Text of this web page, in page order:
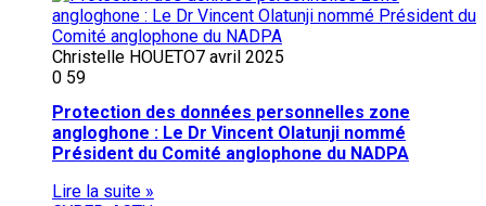
Christelle HOUETO7 avril 2025
0 59
Protection des données personnelles zone
angloghone : Le Dr Vincent Olatunji nommé
Président du Comité anglophone du NADPA
Lire la suite »